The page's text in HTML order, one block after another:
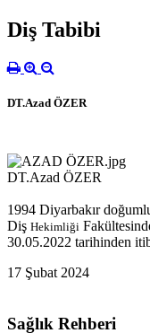
Diş Tabibi
DT.Azad ÖZER
DT.Azad ÖZER
1994 Diyarbakır
Diş Hekimliği
30.05.2022 tarihinden
17 Şubat 2024
Sağlık Rehberi